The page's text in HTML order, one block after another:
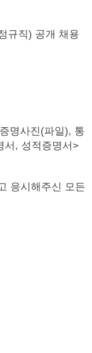
규직) 공개 채용
증명사진(파일), 통
서 , 성적증명서>
응시해주신 모든